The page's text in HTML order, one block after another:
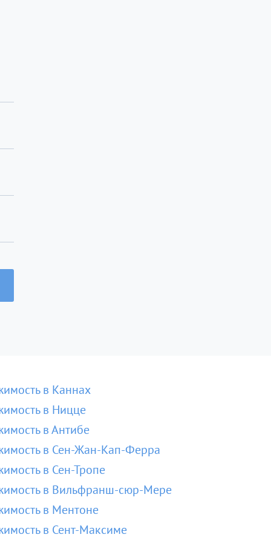
в Каннах
в Ницце
в Антибе
в Сен-Жан-Кап-Ферра
в Сен-Тропе
в Вильфранш-сюр-Мере
в Ментоне
в Сент-Максиме